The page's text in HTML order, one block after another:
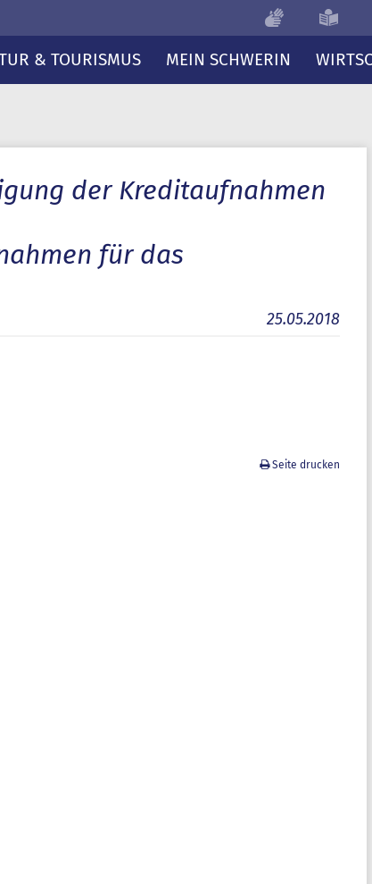
& TOURISMUS MEIN SCHWERIN
der Kreditaufnahmen
für das
25.05.2018
Seite drucken